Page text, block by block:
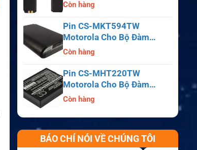
APX8000, SRX2200
Còn hàng
Pin CS-MKT594TW
Motorola Cho Bộ Đàm
Astro Saber, MX1000,
Còn hàng
Pin CS-MHT220TW
Motorola Cho Bộ Đàm
MT700, HT210, HT220,
Còn hàng
BÁO CHÍ NÓI VỀ CHÚNG TÔI